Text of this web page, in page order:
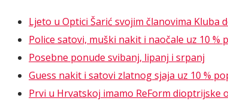
Ljeto u Optici Šarić svojim članovima Kluba
Police satovi, muški nakit i naočale uz 10 %
Posebne ponude svibanj, lipanj i srpanj
Guess nakit i satovi zlatnog sjaja uz 10 %
Prvi u Hrvatskoj imamo ReForm dioptrijske